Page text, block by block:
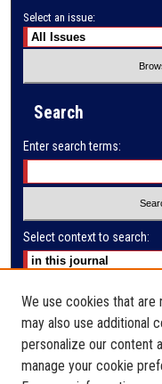
Select an issue:
Search
Enter search terms:
Select context to search:
Advanced Search
E-
PRINT
We use cookies that are
may also use additional
personalize our content
manage your cookie